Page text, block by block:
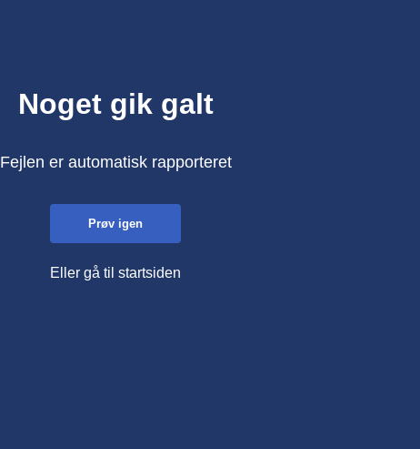
Noget gik galt
Fejlen er automatisk rapporteret
Prøv igen
Eller gå til startsiden